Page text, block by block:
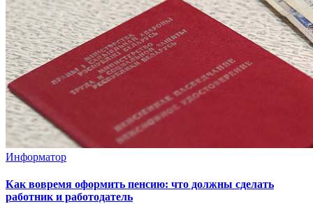
Информатор
Как вовремя оформить пенсию: что должны сделать
работник и работодатель